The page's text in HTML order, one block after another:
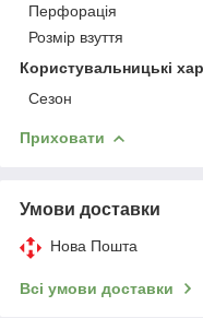
Перфорація
Розмір взуття
Користувальницькі
Сезон
Приховати
Умови доставки
Нова Пошта
Всі умови доставки